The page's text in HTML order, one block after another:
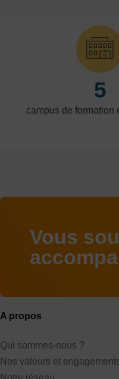
5
campus de formation
Vous
A propos
Qui sommes-nous ?
Nos valeurs et